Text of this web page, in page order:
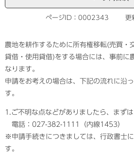
ページID：0002343 更
農地を耕作するために所有権移転(売買・
貸借・使用貸借)をする場合には、事前に
なります。
申請をお考えの場合は、下記の流れに沿
す。
1.ご不明な点などがありましたら、まずは
電話：027-382-1111（内線1453）
※申請手続きにつきましては、行政書士
す。